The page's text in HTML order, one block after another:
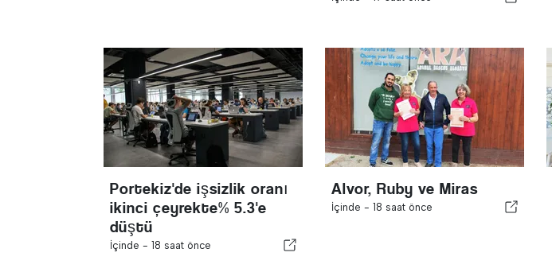
Portekiz'de işsizlik oranı
ikinci çeyrekte% 5.3'e
düştü
İçinde - 18 saat önce
Alvor, Ruby ve Miras
İçinde - 18 saat önce